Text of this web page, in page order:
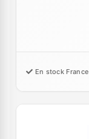
En stock France